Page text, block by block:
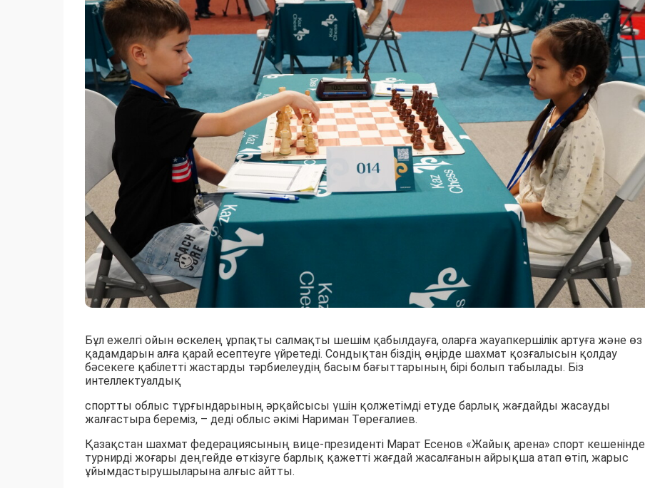
Бұл ежелгі ойын өскелең ұрпақты салмақты шешім қабылдауға, оларға жауапкершілік артуға және өз
қадамдарын алға қарай есептеуге үйретеді. Сондықтан біздің өңірде шахмат қозғалысын қолдау
бәсекеге қабілетті жастарды тәрбиелеудің басым бағыттарының бірі болып табылады. Біз
интеллектуалдық
спортты облыс тұрғындарының әрқайсысы үшін қолжетімді етуде барлық жағдайды жасауды
жалғастыра береміз, – деді облыс әкімі Нариман Төреғалиев.
Қазақстан шахмат федерациясының вице-президенті Марат Есенов «Жайық арена» спорт кешенінде
турнирді жоғары деңгейде өткізуге барлық қажетті жағдай жасалғанын айрықша атап өтіп, жарыс
ұйымдастырушыларына алғыс айтты.